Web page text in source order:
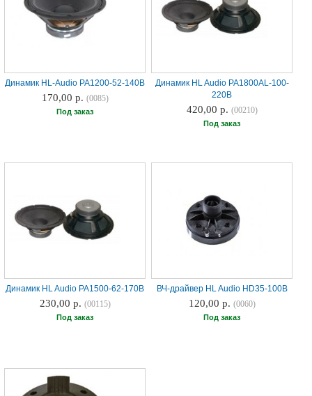
Динамик HL-Audio PA1200-52-140B
170,00 р. (0085)
Под заказ
Динамик HL Audio PA1800AL-100-
220B
420,00 р. (00210)
Под заказ
Динамик HL Audio PA1500-62-170B
230,00 р. (00115)
Под заказ
ВЧ-драйвер HL Audio HD35-100B
120,00 р. (0060)
Под заказ